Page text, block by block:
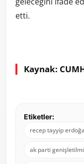
etti.
Kaynak:
Etiketler:
recep tayyip
ak parti